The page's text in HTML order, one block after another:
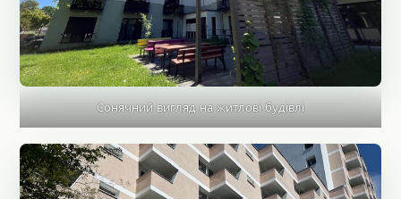
Сонячний вигляд на житлові будівлі